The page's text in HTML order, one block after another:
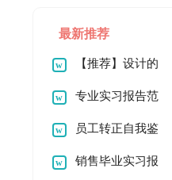
最新推荐
【推荐】设计的
实习报告汇总8篇
专业实习报告范
文集合7篇员工转正自我鉴
定(15篇)销售毕业实习报